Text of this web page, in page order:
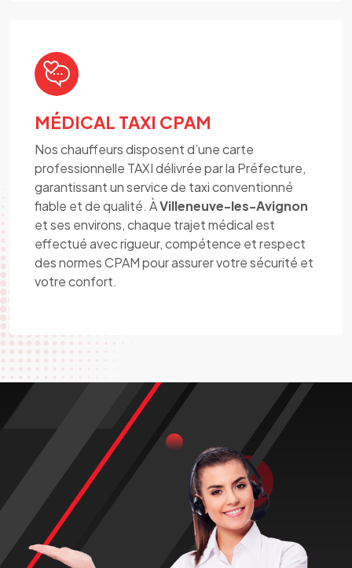
MÉDICAL TAXI CPAM
Nos chauffeurs disposent d’une carte
professionnelle TAXI délivrée par la Préfecture,
garantissant un service de taxi conventionné
fiable et de qualité. ÀVilleneuve-les-Avignon
et ses environs, chaque trajet médical est
effectué avec rigueur, compétence et respect
des normes CPAM pour assurer votre sécurité et
votre confort.